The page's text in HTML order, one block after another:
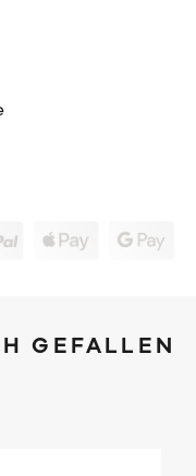
GEFALLEN